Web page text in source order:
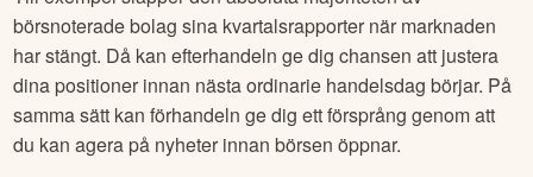
börsnoterade bolag sina kvartalsrapporter när marknaden
har stängt. Då kan efterhandeln ge dig chansen att justera
dina positioner innan nästa ordinarie handelsdag börjar. På
samma sätt kan förhandeln ge dig ett försprång genom att
du kan agera på nyheter innan börsen öppnar.